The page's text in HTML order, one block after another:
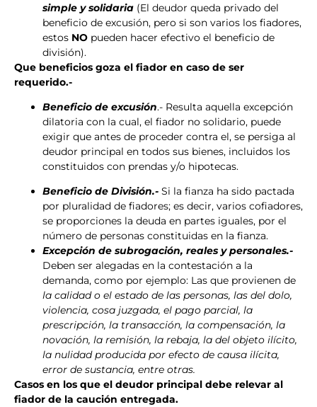
simple y solidaria (El deudor queda privado del
beneficio de excusión, pero si son varios los fiadores,
estos NO pueden hacer efectivo el beneficio de
división).
Que beneficios goza el fiador en caso de ser
requerido.-
Beneficio de excusión.- Resulta aquella excepción
dilatoria con la cual, el fiador no solidario, puede
exigir que antes de proceder contra el, se persiga al
deudor principal en todos sus bienes, incluidos los
constituidos con prendas y/o hipotecas.
Beneficio de División.- Si la fianza ha sido pactada
por pluralidad de fiadores; es decir, varios cofiadores,
se proporciones la deuda en partes iguales, por el
número de personas constituidas en la fianza.
Excepción de subrogación, reales y personales.-
Deben ser alegadas en la contestación a la
demanda, como por ejemplo: Las que provienen de
la calidad o el estado de las personas, las del dolo,
violencia, cosa juzgada, el pago parcial, la
prescripción, la transacción, la compensación, la
novación, la remisión, la rebaja, la del objeto ilícito,
la nulidad producida por efecto de causa ilícita,
error de sustancia, entre otras.
Casos en los que el deudor principal debe relevar al
fiador de la caución entregada.